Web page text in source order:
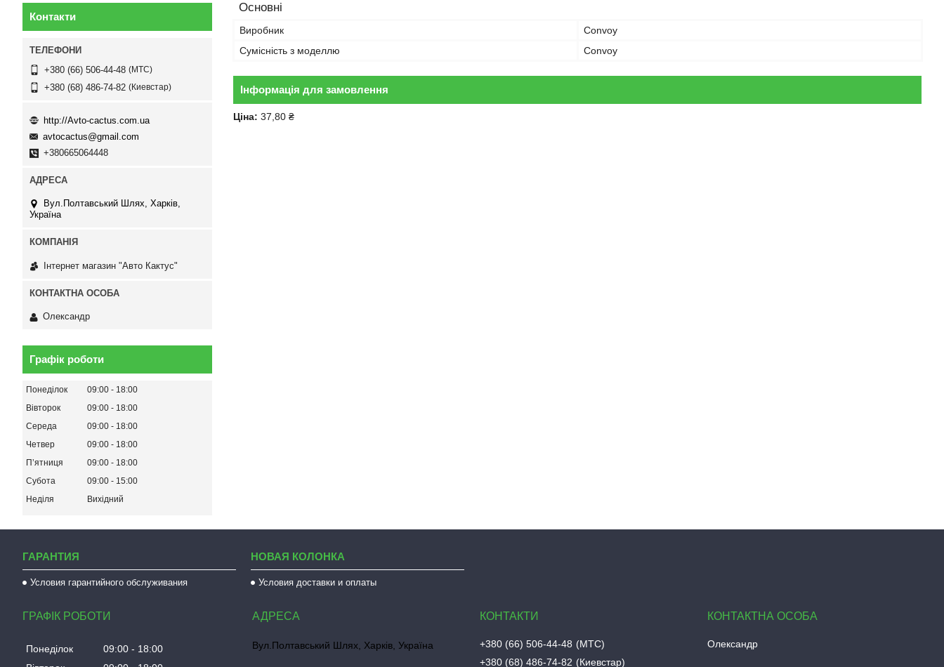
Основні
Виробник
Convoy
Сумісність з моделлю
Convoy
Інформація для замовлення
Ціна: 37,80 ₴
Контакти
+380 (66) 506-44-48 МТС
+380 (68) 486-74-82 Киевстар
http://Avto-cactus.com.ua
avtocactus@gmail.com
+380665064448
Вул.Полтавський Шлях, Харків,
Україна
Інтернет магазин "Авто Кактус"
Олександр
Графік роботи
Понеділок 09:00
18:00
Вівторок
09:00
18:00
Середа
09:00
18:00
Четвер
09:00
18:00
Пʼятниця
09:00
18:00
Субота
09:00
15:00
Неділя
Вихідний
ГАРАНТИЯ
Условия гарантийного обслуживания
НОВАЯ КОЛОНКА
Условия доставки и оплаты
ГРАФІК РОБОТИ
Понеділок 09:00
18:00
Вул.Полтавський Шлях, Харків, Україна +380 (66) 506-44-48
МТС
+380 (68) 486-74-82
Киевстар
Олександр